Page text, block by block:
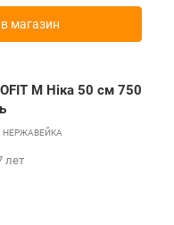
магазин
M Ніка 50 см 750
лет